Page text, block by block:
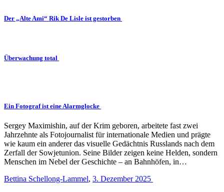
Der „Alte Ami“ Rik De Lisle ist gestorben
Überwachung total
Ein Fotograf ist eine Alarmglocke
Sergey Maximishin, auf der Krim geboren, arbeitete fast zwei
Jahrzehnte als Fotojournalist für internationale Medien und prägte
wie kaum ein anderer das visuelle Gedächtnis Russlands nach dem
Zerfall der Sowjetunion. Seine Bilder zeigen keine Helden, sondern
Menschen im Nebel der Geschichte – an Bahnhöfen, in…
Bettina Schellong-Lammel, 3. Dezember 2025